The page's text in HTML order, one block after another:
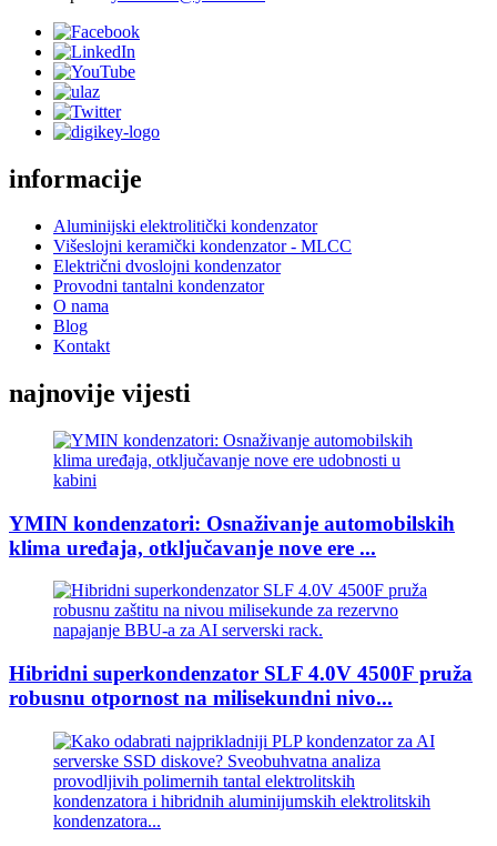
informacije
Aluminijski elektrolitički kondenzator
Višeslojni keramički kondenzator - MLCC
Električni dvoslojni kondenzator
Provodni tantalni kondenzator
O nama
Blog
Kontakt
najnovije vijesti
YMIN kondenzatori: Osnaživanje automobilskih
klima uređaja, otključavanje nove ere ...
Hibridni superkondenzator SLF 4.0V 4500F pruža
robusnu otpornost na milisekundni nivo...